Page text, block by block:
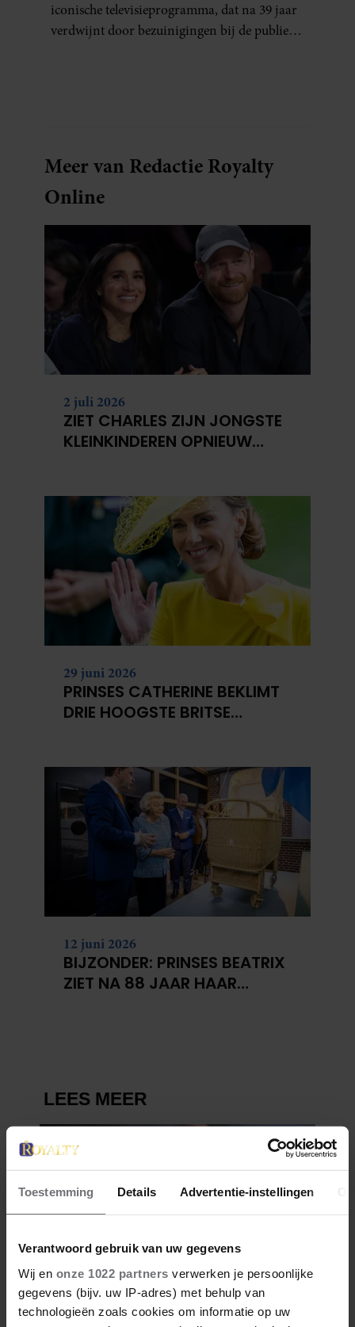
Toestemming Details Advertentie-instellingen
Verantwoord gebruik van uw gegevens
Wij en onze 1022 partners verwerken je persoonlijke
gegevens (bijv. uw IP-adres) met behulp van
technologieën zoals cookies om informatie op uw
iconische televisieprogramma, dat na 39 jaar
verdwijnt door bezuinigingen bij de publieke
Meer van Redactie Royalty
Online
2 juli 2026
ZIET CHARLES ZIJN JONGSTE
KLEINKINDEREN OPNIEUW
29 juni 2026
PRINSES CATHERINE BEKLIMT
DRIE HOOGSTE BRITSE
12 juni 2026
BIJZONDER: PRINSES BEATRIX
ZIET NA 88 JAAR HAAR